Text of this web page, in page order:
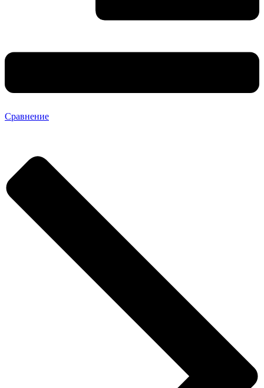
Сравнение